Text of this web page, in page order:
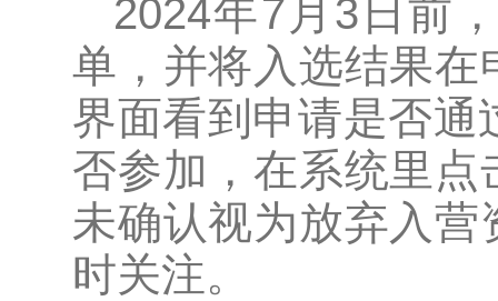
2024年7月3日前
单，并将入选结果
界面看到申请是否
否参加，在系统里
未确认视为放弃入
时关注。